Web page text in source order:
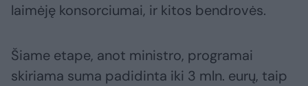
laimėję konsorciumai, ir kitos bendrovės.
Šiame etape, anot ministro, programai
skiriama suma padidinta iki 3 mln. eurų, taip